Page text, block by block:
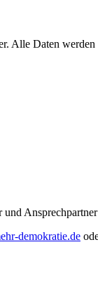
Alle Daten
demokratie.de